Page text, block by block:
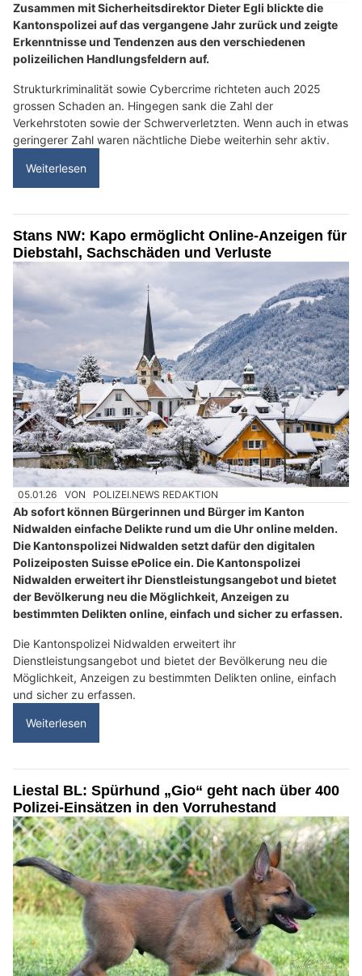
Zusammen mit Sicherheitsdirektor Dieter Egli blickte die
Kantonspolizei auf das vergangene Jahr zurück und zeigte
Erkenntnisse und Tendenzen aus den verschiedenen
polizeilichen Handlungsfeldern auf.
Strukturkriminalität sowie Cybercrime richteten auch 2025
grossen Schaden an. Hingegen sank die Zahl der
Verkehrstoten sowie der Schwerverletzten. Wenn auch in etwas
geringerer Zahl waren nächtliche Diebe weiterhin sehr aktiv.
Weiterlesen
Stans NW: Kapo ermöglicht Online-Anzeigen für
Diebstahl, Sachschäden und Verluste
05.01.26 VON POLIZEI.NEWS REDAKTION
Ab sofort können Bürgerinnen und Bürger im Kanton
Nidwalden einfache Delikte rund um die Uhr online melden.
Die Kantonspolizei Nidwalden setzt dafür den digitalen
Polizeiposten Suisse ePolice ein. Die Kantonspolizei
Nidwalden erweitert ihr Dienstleistungsangebot und bietet
der Bevölkerung neu die Möglichkeit, Anzeigen zu
bestimmten Delikten online, einfach und sicher zu erfassen.
Die Kantonspolizei Nidwalden erweitert ihr
Dienstleistungsangebot und bietet der Bevölkerung neu die
Möglichkeit, Anzeigen zu bestimmten Delikten online, einfach
und sicher zu erfassen.
Weiterlesen
Liestal BL: Spürhund „Gio“ geht nach über 400
Polizei-Einsätzen in den Vorruhestand